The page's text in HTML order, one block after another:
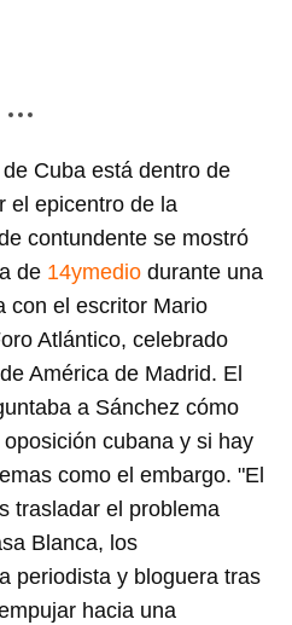
Cuba está dentro de
el epicentro de la
contundente se mostró
de 14ymedio durante una
con el escritor Mario
Atlántico, celebrado
América de Madrid. El
a Sánchez cómo
cubana y si hay
como el embargo. "El
trasladar el problema
Blanca, los
periodista y bloguera tras
hacia una